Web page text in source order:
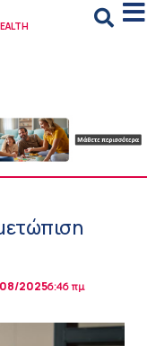
20256:46 πμ